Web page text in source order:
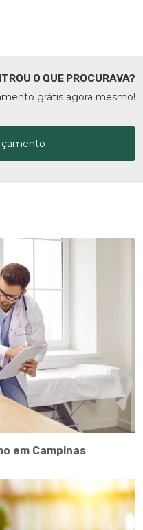
O QUE PROCURAVA?
grátis agora mesmo!
em Campinas